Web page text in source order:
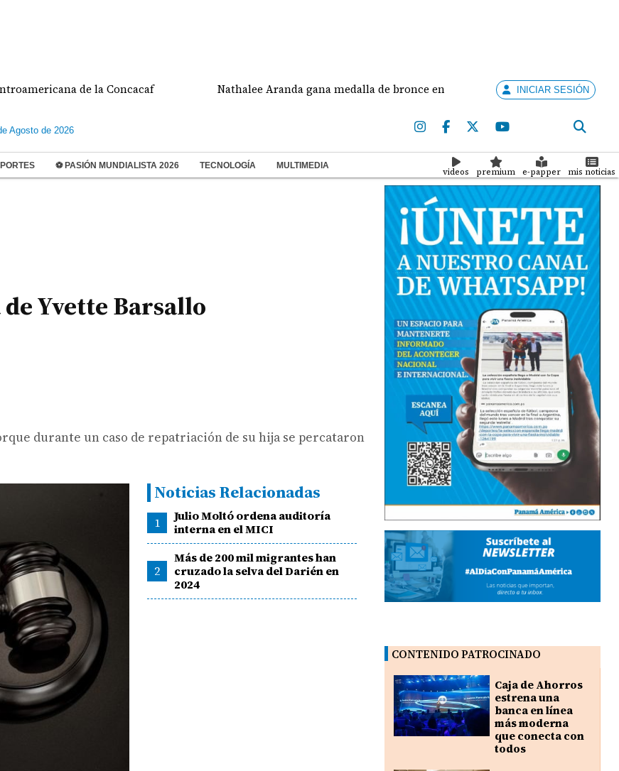
de la Concacaf Nathalee Aranda gana medalla de bronce en salto largo femenino José
INICIAR SESIÓN
Agosto de 2026
⚽ PASIÓN MUNDIALISTA 2026 TECNOLOGÍA MULTIMEDIA
videos premium e-papper mis noticias
Yvette Barsallo
durante un caso de repatriación de su hija se percataron
Noticias Relacionadas
1
Julio Moltó ordena auditoría
interna en el MICI
2
Más de 200 mil migrantes han
cruzado la selva del Darién en
2024
CONTENIDO PATROCINADO
Caja de Ahorros
estrena una
banca en línea
más moderna
que conecta con
todos